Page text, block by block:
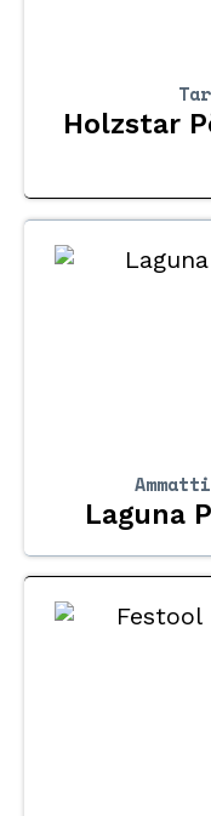
Holzstar
Laguna